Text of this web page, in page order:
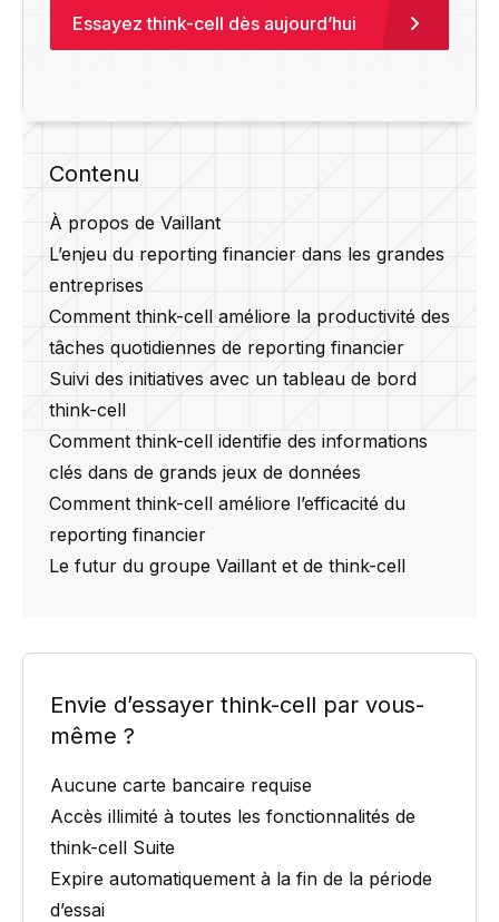
Essayez think-cell dès aujourd’hui
Contenu
À propos de Vaillant
L’enjeu du reporting financier dans les grandes
entreprises
Comment think-cell améliore la productivité des
tâches quotidiennes de reporting financier
Suivi des initiatives avec un tableau de bord
think-cell
Comment think-cell identifie des informations
clés dans de grands jeux de données
Comment think-cell améliore l’efficacité du
reporting financier
Le futur du groupe Vaillant et de think-cell
Envie d’essayer think-cell par vous-
même ?
Aucune carte bancaire requise
Accès illimité à toutes les fonctionnalités de
think-cell Suite
Expire automatiquement à la fin de la période
d’essai